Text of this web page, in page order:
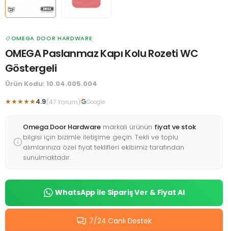
OMEGA DOOR HARDWARE
OMEGA Paslanmaz Kapı Kolu Rozeti WC
Göstergeli
Ürün Kodu: 10.04.005.004
★★★★★4.9(47 Yorum) Google
Omega Door Hardware markalı ürünün fiyat ve stok
bilgisi için bizimle iletişime geçin. Tekli ve toplu
alımlarınıza özel fiyat teklifleri ekibimiz tarafından
sunulmaktadır.
WhatsApp ile Sipariş Ver & Fiyat Al
7/24 Canlı Destek